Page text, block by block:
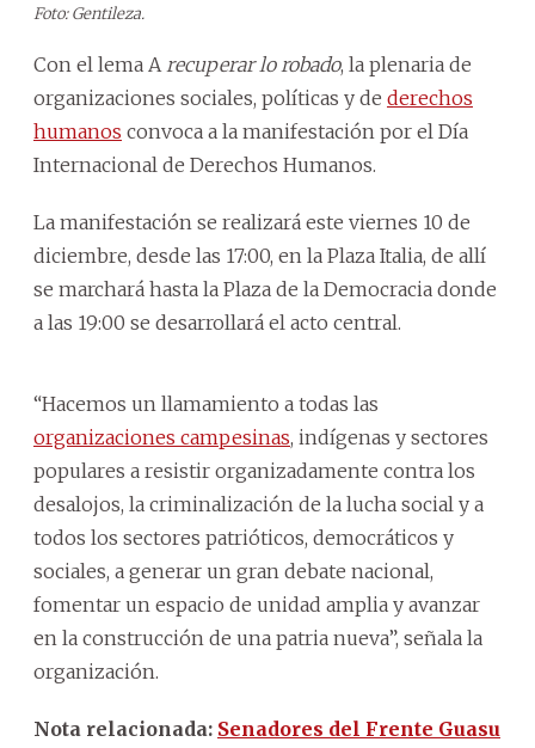
Foto: Gentileza.
Con el lema A recuperar lo robado, la plenaria de
organizaciones sociales, políticas y de derechos
humanos convoca a la manifestación por el Día
Internacional de Derechos Humanos.
La manifestación se realizará este viernes 10 de
diciembre, desde las 17:00, en la Plaza Italia, de allí
se marchará hasta la Plaza de la Democracia donde
a las 19:00 se desarrollará el acto central.
“Hacemos un llamamiento a todas las
organizaciones campesinas, indígenas y sectores
populares a resistir organizadamente contra los
desalojos, la criminalización de la lucha social y a
todos los sectores patrióticos, democráticos y
sociales, a generar un gran debate nacional,
fomentar un espacio de unidad amplia y avanzar
en la construcción de una patria nueva”, señala la
organización.
Nota relacionada: Senadores del Frente Guasu